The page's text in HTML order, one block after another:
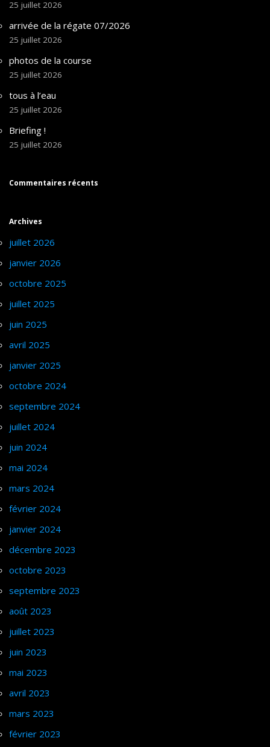
25 juillet 2026
arrivée de la régate 07/2026
25 juillet 2026
photos de la course
25 juillet 2026
tous à l’eau
25 juillet 2026
Briefing !
25 juillet 2026
Commentaires récents
Archives
juillet 2026
janvier 2026
octobre 2025
juillet 2025
juin 2025
avril 2025
janvier 2025
octobre 2024
septembre 2024
juillet 2024
juin 2024
mai 2024
mars 2024
février 2024
janvier 2024
décembre 2023
octobre 2023
septembre 2023
août 2023
juillet 2023
juin 2023
mai 2023
avril 2023
mars 2023
février 2023